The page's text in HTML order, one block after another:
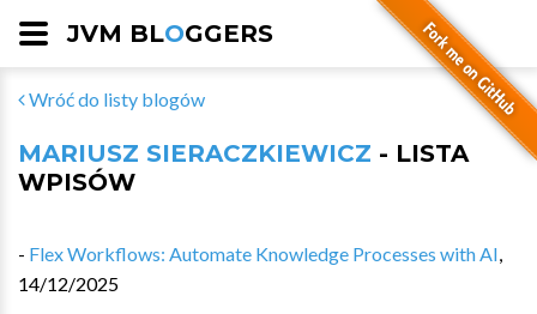
JVM BLOGGERS
Wróć do listy blogów
MARIUSZ SIERACZKIEWICZ - LISTA
WPISÓW
- Flex Workflows: Automate Knowledge Processes with AI,
14/12/2025